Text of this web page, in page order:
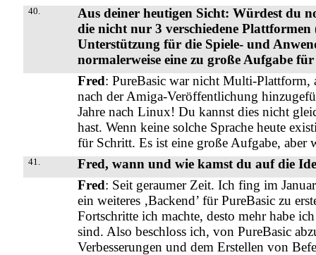
40.
Aus deiner heutigen Sicht: Würdest du
die nicht nur 3 verschiedene Plattformen
Unterstützung für die Spiele- und
normalerweise eine zu große Aufgabe
Fred: PureBasic war nicht Multi-Plattform,
nach der Amiga-Veröffentlichung
Jahre nach Linux! Du kannst dies nicht
hast. Wenn keine solche Sprache heute
für Schritt. Es ist eine große Aufgabe, aber
41.
Fred, wann und wie kamst du auf die
Fred: Seit geraumer Zeit. Ich fing im
ein weiteres ‚Backend’ für PureBasic zu
Fortschritte ich machte, desto mehr habe
sind. Also beschloss ich, von PureBasic
Verbesserungen und dem Erstellen von